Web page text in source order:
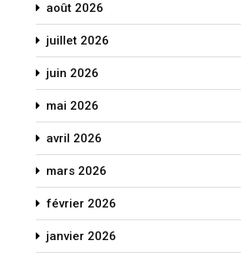
août 2026
juillet 2026
juin 2026
mai 2026
avril 2026
mars 2026
février 2026
janvier 2026